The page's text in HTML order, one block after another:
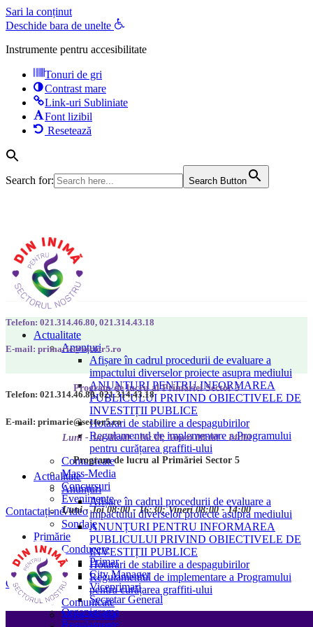
Sari la conținut
Deschide bara de unelte
Instrumente pentru accesibilitate
Tonuri de gri
Contrast mare
Link-uri Subliniate
Font lizibil
Resetează
Search for: Search Button
Actualitate
Anunțuri
Afișare în cadrul procedurii de evaluare a
impactului diverselor proiecte asupra mediului
ANUNȚURI PENTRU INFORMAREA
PUBLICULUI PRIVIND OBIECTIVELE DE
INVESTIȚII PUBLICE
Hotarari de stabilire a despagubirilor
Regulamentul de implementare a Programului
pentru curățarea graffiti-ului
Comunicate
Mass-Media
Concursuri
Evenimente
Video
Sondaje
Primărie
Conducere
Primar
City Manager
Viceprimari
Secretar General
Organigrama
Regulamente
Telefon: 021.314.46.80, 021.314.43.18
E-mail: primarie@sector5.ro
Program de lucru al Primăriei Sector 5
Luni - Joi 08:00 - 16:30; Vineri 08:00 - 14:00
Contactați-ne
Telefon: 021.314.46.80, 021.314.43.18
E-mail: primarie@sector5.ro
Program de lucru al Primăriei Sector 5
Luni - Joi 08:00 - 16:30; Vineri 08:00 - 14:00
Contactați-ne
Actualitate
Anunțuri
Afișare în cadrul procedurii de evaluare a
impactului diverselor proiecte asupra mediului
ANUNȚURI PENTRU INFORMAREA
PUBLICULUI PRIVIND OBIECTIVELE DE
INVESTIȚII PUBLICE
Hotarari de stabilire a despagubirilor
Regulamentul de implementare a Programului
pentru curățarea graffiti-ului
Comunicate
Mass-Media